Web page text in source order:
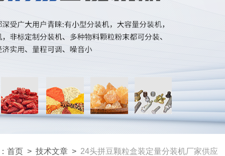
首页 > 技术文章 > 24头拼豆颗粒盒装定量分装机厂家供应